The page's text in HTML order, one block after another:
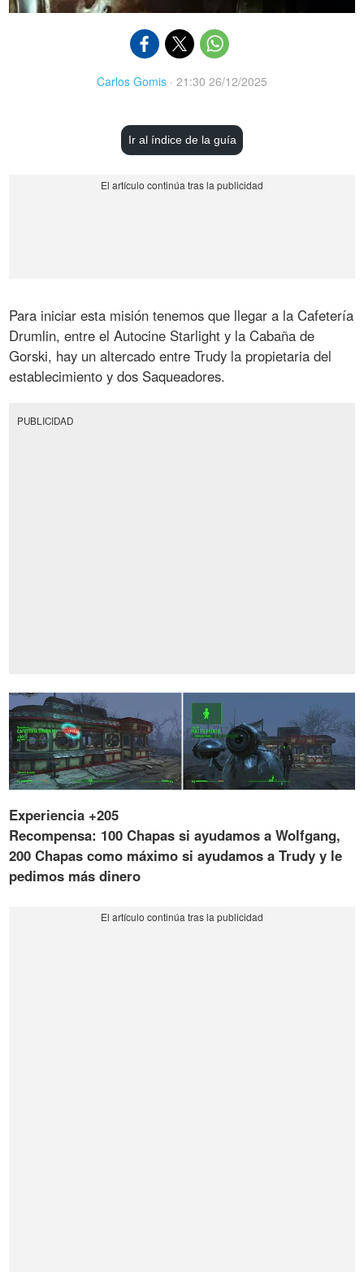
Carlos Gomis · 21:30 26/12/2025
Ir al índice de la guía
Para iniciar esta misión tenemos que llegar a la Cafetería
Drumlin, entre el Autocine Starlight y la Cabaña de
Gorski, hay un altercado entre Trudy la propietaria del
establecimiento y dos Saqueadores.
PUBLICIDAD
Experiencia +205
Recompensa: 100 Chapas si ayudamos a Wolfgang,
200 Chapas como máximo si ayudamos a Trudy y le
pedimos más dinero